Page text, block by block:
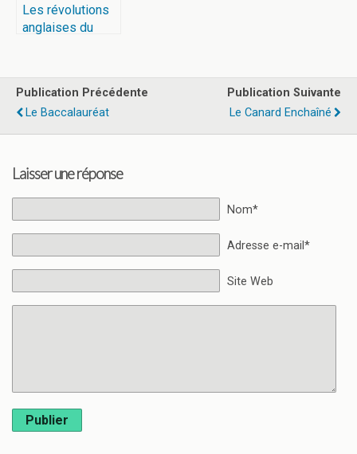
Les révolutions
anglaises du
Publication Précédente
Le Baccalauréat
Publication Suivante
Le Canard Enchaîné
Laisser une réponse
Nom*
Adresse e-mail*
Site Web
Publier